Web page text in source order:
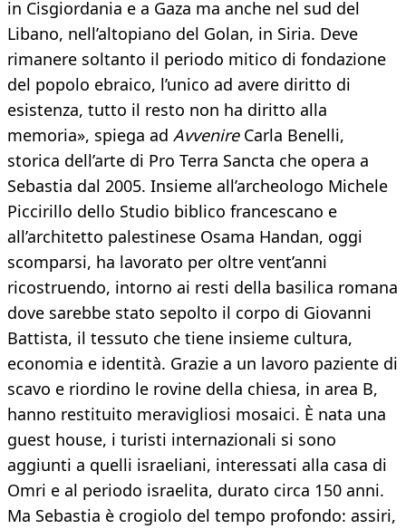
in Cisgiordania e a Gaza ma anche nel sud del
Libano, nell’altopiano del Golan, in Siria. Deve
rimanere soltanto il periodo mitico di fondazione
del popolo ebraico, l’unico ad avere diritto di
esistenza, tutto il resto non ha diritto alla
memoria», spiega ad AvvenireCarla Benelli,
storica dell’arte di Pro Terra Sancta che opera a
Sebastia dal 2005. Insieme all’archeologo Michele
Piccirillo dello Studio biblico francescano e
all’architetto palestinese Osama Handan, oggi
scomparsi, ha lavorato per oltre vent’anni
ricostruendo, intorno ai resti della basilica romana
dove sarebbe stato sepolto il corpo di Giovanni
Battista, il tessuto che tiene insieme cultura,
economia e identità. Grazie a un lavoro paziente di
scavo e riordino le rovine della chiesa, in area B,
hanno restituito meravigliosi mosaici. È nata una
guest house, i turisti internazionali si sono
aggiunti a quelli israeliani, interessati alla casa di
Omri e al periodo israelita, durato circa 150 anni.
Ma Sebastia è crogiolo del tempo profondo: assiri,